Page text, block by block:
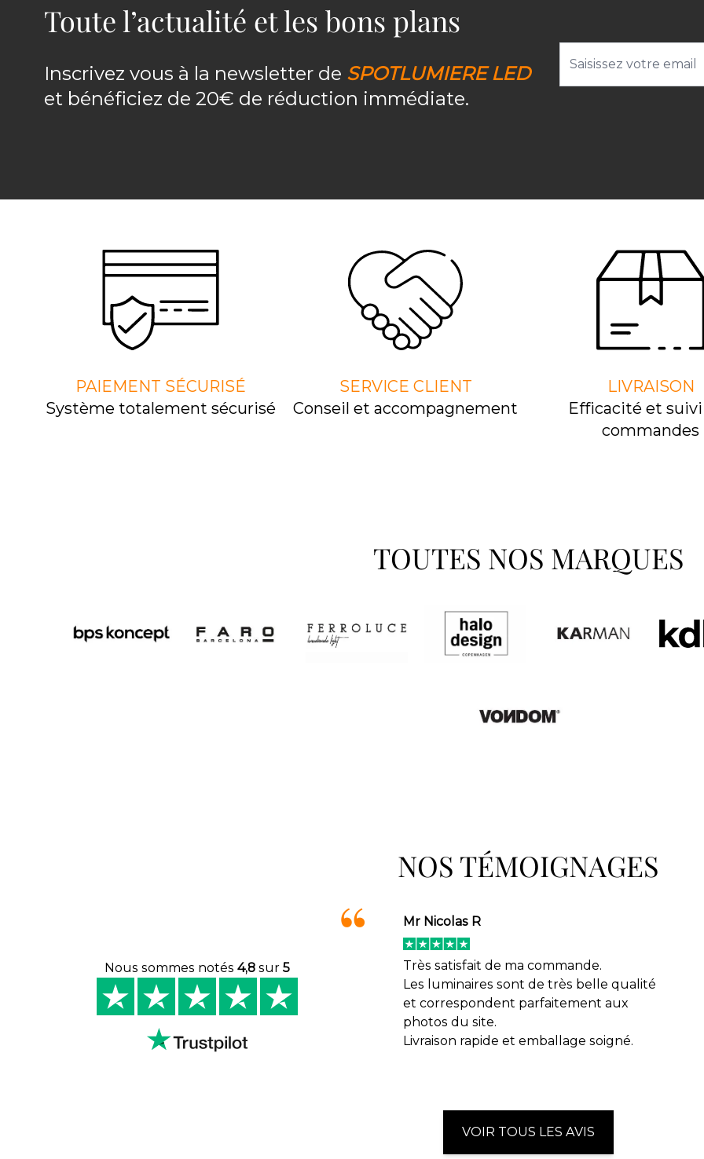
Toute l’actualité et les bons plans
Inscrivez vous à la newsletter de SPOTLUMIERE LED
et bénéficiez de 20€ de réduction immédiate.
PAIEMENT SÉCURISÉ
Système totalement sécurisé
SERVICE CLIENT
Conseil et accompagnement
LIVRAISON
Efﬁcacité et
commandes
TOUTES NOS MARQUES
NOS TÉMOIGNAGES
Nous sommes notés 4,8sur 5
Mr Nicolas R
Très satisfait de ma commande.
Les luminaires sont de très belle qualité
et correspondent parfaitement aux
photos du site.
Livraison rapide et emballage soigné.
VOIR TOUS LES AVIS